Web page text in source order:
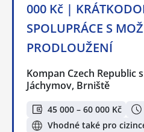
000 Kč |
SPOLUPRÁCE S
PRODLOUŽENÍ
Kompan Czech Republic
Jáchymov, Brniště
45 000 – 60 000 Kč
Vhodné také pro